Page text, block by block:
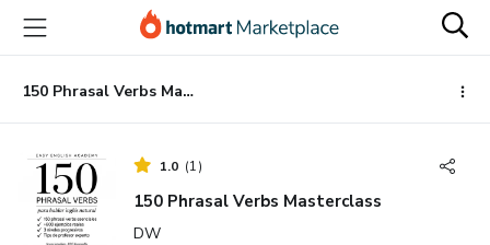
principal
página
de
página
150 Phrasal Verbs Masterclass
1.0 (1)
150 Phrasal Verbs Masterclass
DW